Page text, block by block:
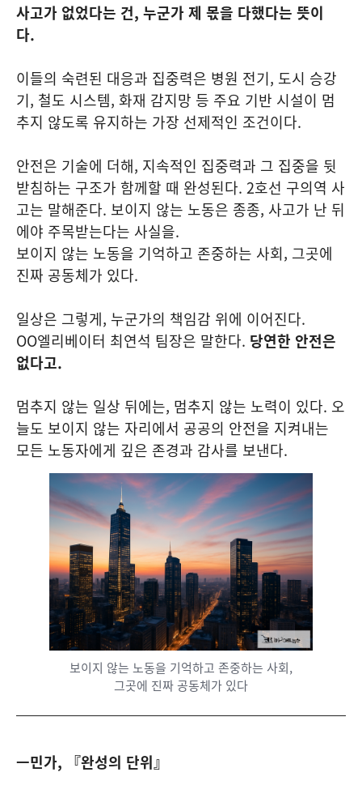
사고가 없었다는 건, 누군가 제 몫을 다했다는 뜻이
다.
이들의 숙련된 대응과 집중력은 병원 전기, 도시 승강
기, 철도 시스템, 화재 감지망 등 주요 기반 시설이 멈
추지 않도록 유지하는 가장 선제적인 조건이다.
안전은 기술에 더해, 지속적인 집중력과 그 집중을 뒷
받침하는 구조가 함께할 때 완성된다. 2호선 구의역 사
고는 말해준다. 보이지 않는 노동은 종종, 사고가 난 뒤
에야 주목받는다는 사실을.
보이지 않는 노동을 기억하고 존중하는 사회, 그곳에
진짜 공동체가 있다.
일상은 그렇게, 누군가의 책임감 위에 이어진다.
OO엘리베이터 최연석 팀장은 말한다. 당연한 안전은
없다고.
멈추지 않는 일상 뒤에는, 멈추지 않는 노력이 있다. 오
늘도 보이지 않는 자리에서 공공의 안전을 지켜내는
모든 노동자에게 깊은 존경과 감사를 보낸다.
보이지 않는 노동을 기억하고 존중하는 사회,
그곳에 진짜 공동체가 있다
ㅡ민가, 『완성의 단위』